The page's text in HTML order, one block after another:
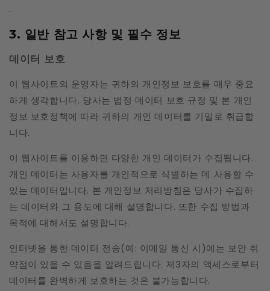
.
3. 일반 참고 사항 및 필수 정보
데이터 보호
이 웹사이트의 운영자는 귀하의 개인정보 보호를 매우 중요
하게 생각합니다. 당사는 법정 데이터 보호 규정 및 본 개인
정보 보호정책에 따라 귀하의 개인 데이터를 기밀로 취급합
니다.
이 웹사이트를 이용하면 다양한 개인 데이터가 수집됩니다.
개인 데이터는 사용자를 개인적으로 식별하는 데 사용할 수
있는 데이터입니다. 본 개인정보 처리방침은 당사가 수집하
는 데이터와 그 용도에 대해 설명합니다. 또한 수집 방법과
목적에 대해서도 설명합니다.
인터넷을 통한 데이터 전송(예: 이메일 통신 시)에는 보안 취
약점이 있을 수 있음을 알려드립니다. 제3자의 액세스로부터
데이터를 완벽하게 보호하는 것은 불가능합니다.